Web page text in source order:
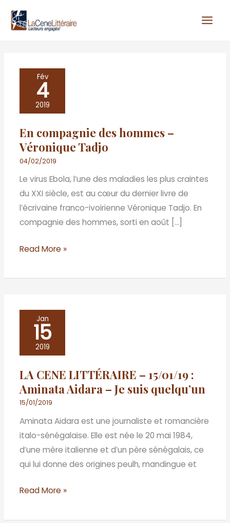
Fév
4
2019
En compagnie des hommes –
Véronique Tadjo
04/02/2019
Le virus Ebola, l’une des maladies les plus craintes
du XXI siècle, est au cœur du dernier livre de
l’écrivaine franco-ivoirienne Véronique Tadjo. En
compagnie des hommes, sorti en août […]
compagnie
–
Véronique
Tadjo
Read More »
Jan
15
2019
LA CENE LITTÉRAIRE – 15/01/19 :
Aminata Aidara – Je suis quelqu’un
15/01/2019
Aminata Aidara est une journaliste et romancière
italo-sénégalaise. Elle est née le 20 mai 1984,
d’une mère italienne et d’un père sénégalais, ce
qui lui donne des origines peulh, mandingue et
LITTÉRAIRE
15/01/19
:
Aminata
Aidara
–
Je
suis
Read More »